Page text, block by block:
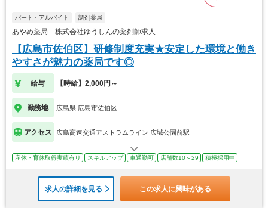
パート・アルバイト 調剤薬局
あやめ薬局 株式会社ゆうしんの薬剤師求人
【広島市佐伯区】研修制度充実★安定した環境と働き
やすさが魅力の薬局です◎
給与 【時給】2,000円～
勤務地 広島県 広島市佐伯区
アクセス 広島高速交通アストラムライン 広域公園前駅
産休・育休取得実績有り スキルアップ 車通勤可 店舗数10～29 積極採用中
求人の詳細を見る この求人に興味がある